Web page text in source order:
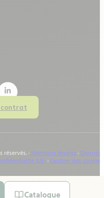
contrat
réservés. · Mentions légales · Données
(UE)· Gestion des cookies
Catalogue